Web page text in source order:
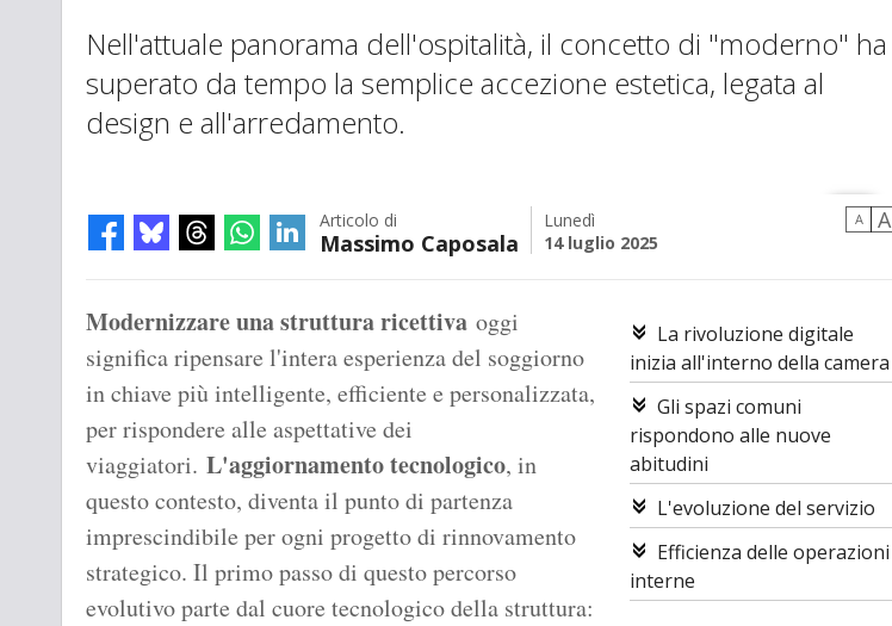
Nell'attuale panorama dell'ospitalità, il concetto di "moderno" ha
superato da tempo la semplice accezione estetica, legata al
design e all'arredamento.
Articolo di
Massimo Caposala
Lunedì
14 luglio 2025
A A
La rivoluzione digitale
inizia all'interno della camera
Gli spazi comuni
rispondono alle nuove
abitudini
L'evoluzione del servizio
Efficienza delle operazioni
interne
Modernizzare una struttura ricettiva oggi
significa ripensare l'intera esperienza del soggiorno
in chiave più intelligente, efficiente e personalizzata,
per rispondere alle aspettative dei
viaggiatori. L'aggiornamento tecnologico, in
questo contesto, diventa il punto di partenza
imprescindibile per ogni progetto di rinnovamento
strategico. Il primo passo di questo percorso
evolutivo parte dal cuore tecnologico della struttura: